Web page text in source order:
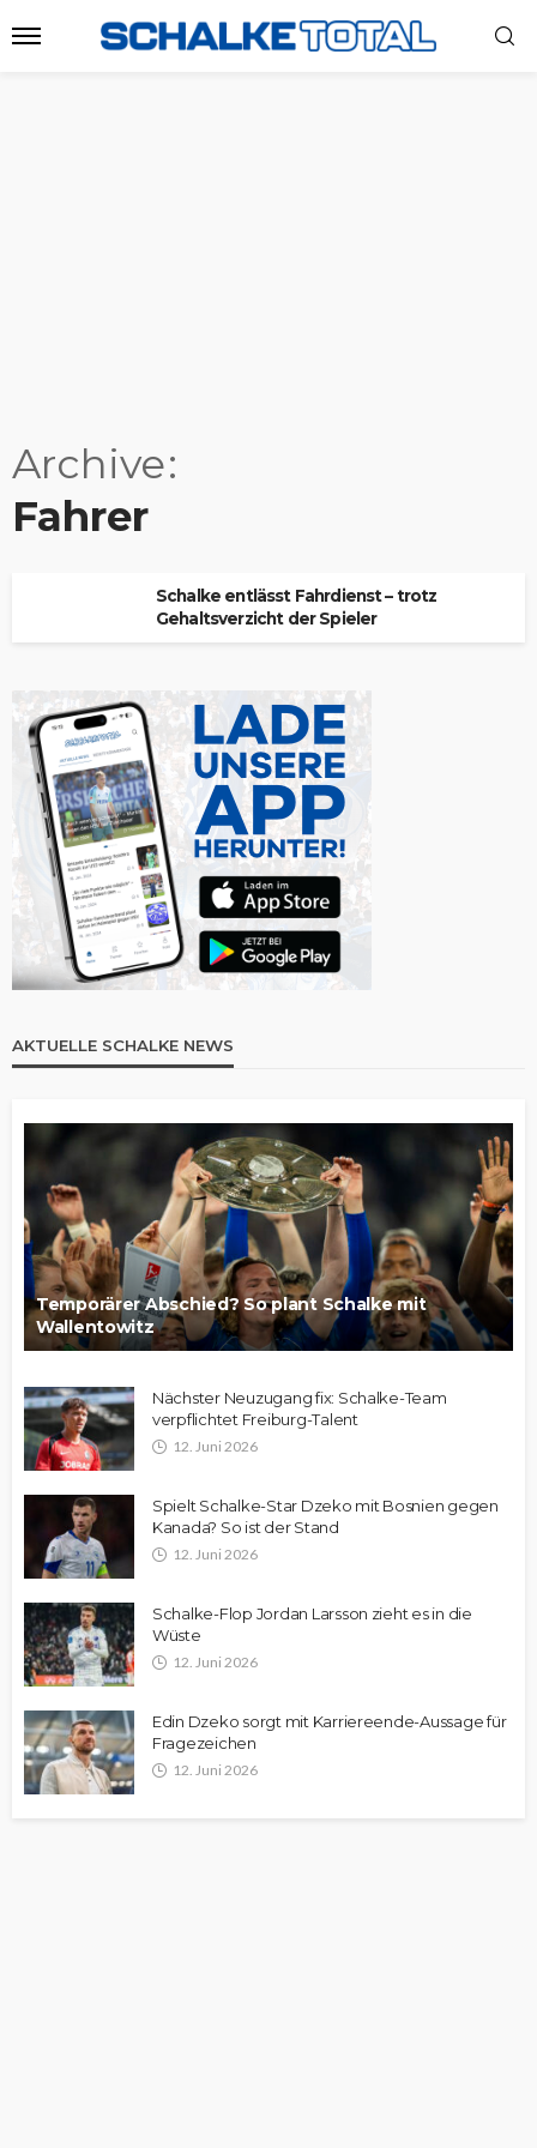
Archive
Fahrer
Schalke entlässt Fahrdienst – trotz
Gehaltsverzicht der Spieler
AKTUELLE SCHALKE NEWS
Temporärer Abschied? So plant Schalke mit
Wallentowitz
Nächster Neuzugang fix: Schalke-Team
verpflichtet Freiburg-Talent
12. Juni 2026
Spielt Schalke-Star Dzeko mit Bosnien gegen
Kanada? So ist der Stand
12. Juni 2026
Schalke-Flop Jordan Larsson zieht es in die
Wüste
12. Juni 2026
Edin Dzeko sorgt mit Karriereende-Aussage für
Fragezeichen
12. Juni 2026